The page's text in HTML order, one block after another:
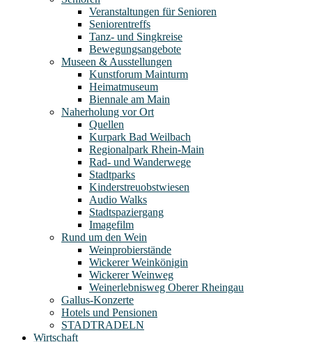
Veranstaltungen für Senioren
Seniorentreffs
Tanz- und Singkreise
Bewegungsangebote
Museen & Ausstellungen
Kunstforum Mainturm
Heimatmuseum
Biennale am Main
Naherholung vor Ort
Quellen
Kurpark Bad Weilbach
Regionalpark Rhein-Main
Rad- und Wanderwege
Stadtparks
Kinderstreuobstwiesen
Audio Walks
Stadtspaziergang
Imagefilm
Rund um den Wein
Weinprobierstände
Wickerer Weinkönigin
Wickerer Weinweg
Weinerlebnisweg Oberer Rheingau
Gallus-Konzerte
Hotels und Pensionen
STADTRADELN
Wirtschaft